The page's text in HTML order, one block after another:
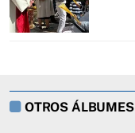
OTROS ÁLBUMES